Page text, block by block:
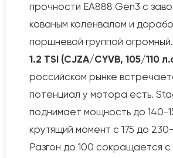
прочности EA888 Gen3 с
кованым коленвалом и
поршневой группой огромный.
1.2 TSI (CJZA/CYVB, 105/110
российском рынке
потенциал у мотора есть.
поднимает мощность до 140-
крутящий момент с 175 до
Разгон до 100 сокращается с